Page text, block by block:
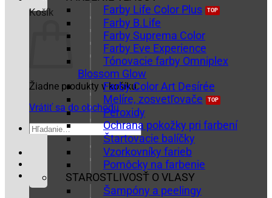
Košík
Žiadne produkty v košíku.
Vrátiť sa do obchodu
Hľadať:
Farby Life Color Plus
Farby B.Life
Farby Suprema Color
Farby Eve Experience
Tónovacie farby Omniplex
Blossom Glow
Farby Color Art Desírée
Melíre, zosvetľovače
Peroxidy
Ochrana pokožky pri farbení
Štartovacie balíčky
Vzorkovníky farieb
Pomôcky na farbenie
STAROSTLIVOSŤ O VLASY
Šampóny a peelingy